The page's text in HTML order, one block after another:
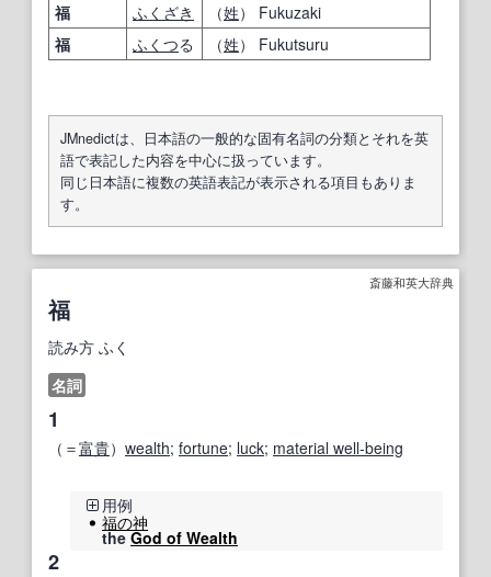
福
ふくざき （姓） Fukuzaki
福
ふくつる （姓） Fukutsuru
JMnedictは、日本語の一般的な固有名詞の分類とそれを英
語で表記した内容を中心に扱っています。
同じ日本語に複数の英語表記が表示される項目もありま
す。
斎藤和英大辞典
福
読み方 ふく
名詞
1
（＝富貴） wealth; fortune; luck; material well-being
用例
福の神
theGod of Wealth
2